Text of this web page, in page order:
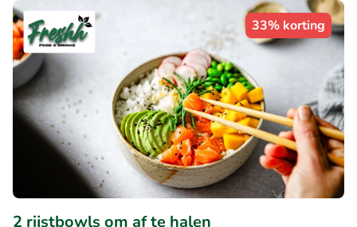
33% korting
2 rijstbowls om af te halen